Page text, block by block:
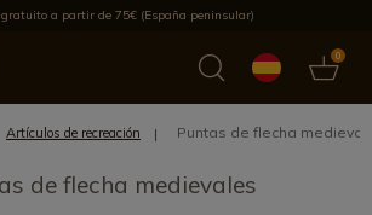
gratuito a partir de 75€ (España peninsular)
0
Ultimas novedades Los más vendidos
Artículos de recreación Puntas de flecha
de flecha medievales